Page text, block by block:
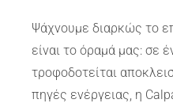
Ψάχνουμε διαρκώς το
είναι το όραμά μας: σε
τροφοδοτείται
πηγές ενέργειας, η